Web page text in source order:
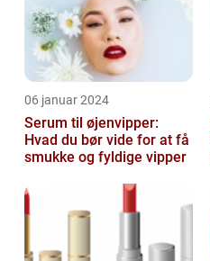
06 januar 2024
Serum til øjenvipper:
Hvad du bør vide for at få
smukke og fyldige vipper